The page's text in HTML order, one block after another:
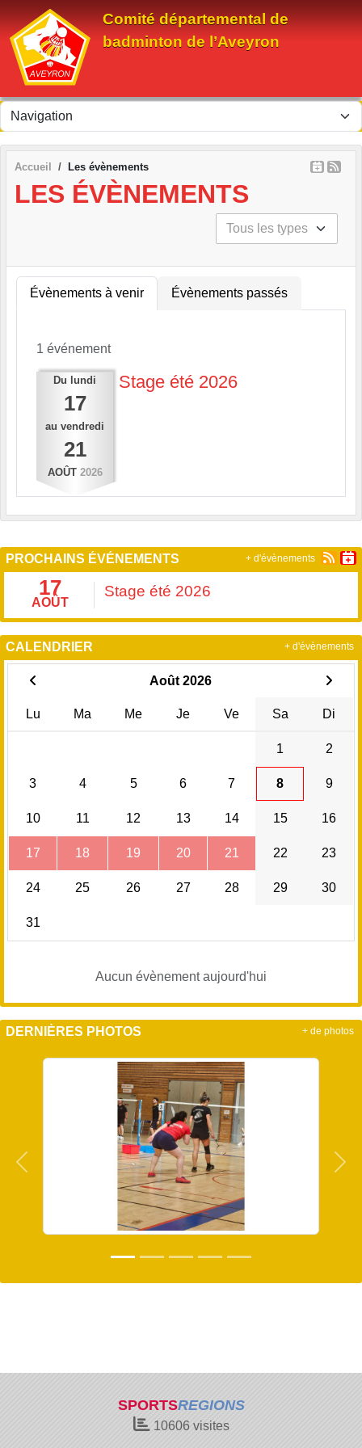
Comité départemental de
badminton de l’Aveyron
Accueil Les évènements
LES ÉVÈNEMENTS
Évènements à venir Évènements passés
1 événement
Du lundi
17
au vendredi
21
AOÛT 2026
Stage été 2026
PROCHAINS ÉVÉNEMENTS
17
AOÛT
Stage été 2026
+ d'évènements
CALENDRIER
Août 2026
Lu Ma Me Je Ve Sa Di
1 2
3 4 5 6 7 8 9
10 11 12 13 14 15 16
17 18 19 20 21 22 23
24 25 26 27 28 29 30
31
Aucun évènement aujourd'hui
+ d'évènements
DERNIÈRES PHOTOS
Précedent
+ de photos
SPORTSREGIONS
10606visites
Panneau de gestion des cookies